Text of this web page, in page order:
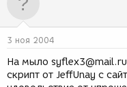
3 ноя 2004
На мыло
скрипт от JeffUnay с